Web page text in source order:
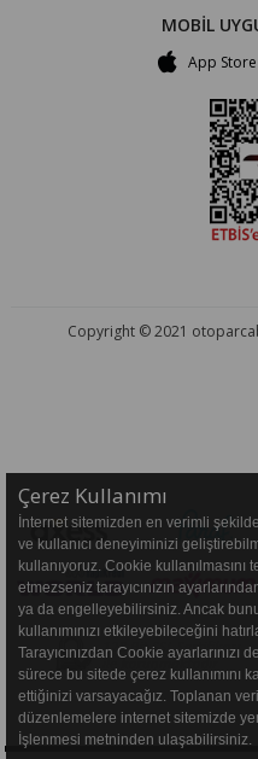
MOBİL
App Store
Copyright © 2021
Çerez Kullanımı
İnternet sitemizden en verimli
ve kullanıcı deneyiminizi
kullanıyoruz. Cookie kullanılmasını
etmezseniz tarayıcınızın
ya da engelleyebilirsiniz. Ancak
kullanımınızı etkileyebileceğini
Tarayıcınızdan Cookie ayarlarınızı
sürece bu sitede çerez kullanımını
ettiğinizi varsayacağız. Toplanan
düzenlemelere internet sitemizde
İşlenmesi metninden ulaşabilirsiniz.